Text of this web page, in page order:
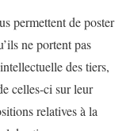
permettent de poster
ne portent pas
des tiers,
celles-ci sur leur
relatives à la